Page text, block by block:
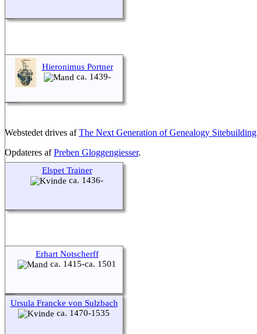
Hieronimus Portner
ca. 1439-
Elspet Trainer
ca. 1436-
Erhart Notscherff
ca. 1415-ca. 1501
Ursula Francke von Sulzbach
ca. 1470-1535
Webstedet drives afThe Next Generation of Genealogy Sitebuilding
Opdateres afPreben Gloggengiesser.